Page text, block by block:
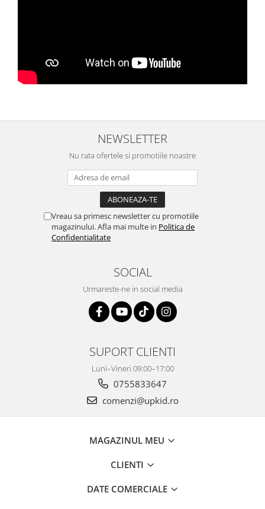
NEWSLETTER
Nu rata ofertele si promotiile noastre
Vreau sa primesc newsletter cu promotiile
magazinului. Afla mai multe in Politica de
Confidentialitate
SOCIAL
Urmareste-ne in social media
SUPORT CLIENTI
Luni–Vineri 09:00–17:00
0755833647
comenzi@upkid.ro
MAGAZINUL MEU
CLIENTI
DATE COMERCIALE